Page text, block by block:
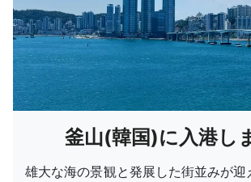
釜山(韓国)に入港し
雄大な海の景観と発展した街並みが